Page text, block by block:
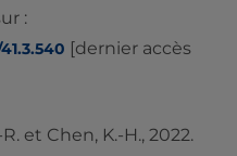
:
[dernier accès
et Chen, K.-H., 2022.